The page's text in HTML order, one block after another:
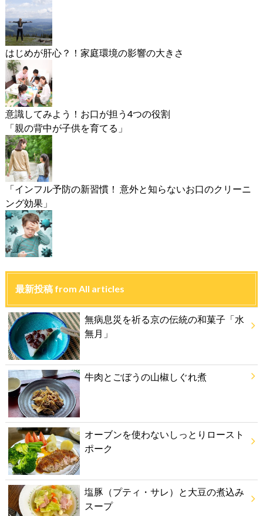
はじめが肝心？！家庭環境の影響の大きさ
意識してみよう！お口が担う4つの役割
「親の背中が子供を育てる」
「インフル予防の新習慣！ 意外と知らないお口のクリーニ
ング効果」
最新投稿 from All articles
無病息災を祈る京の伝統の和菓子「水
無月」
牛肉とごぼうの山椒しぐれ煮
オーブンを使わないしっとりロースト
ポーク
塩豚（プティ・サレ）と大豆の煮込み
スープ